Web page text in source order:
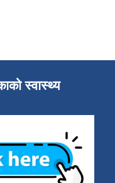
स्वास्थ्य